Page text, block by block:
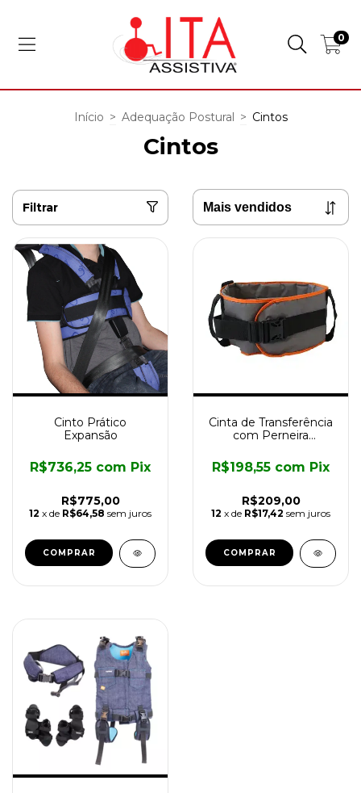
0
Início > Adequação Postural > Cintos
Cintos
Filtrar
Cinto Prático
Expansão
R$775,00
R$736,25 com Pix
12 x de R$64,58 sem juros
COMPRAR
Cinta de Transferência
com Perneira
R$209,00
R$198,55 com Pix
12 x de R$17,42 sem juros